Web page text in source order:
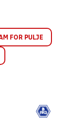
FOR PULJE